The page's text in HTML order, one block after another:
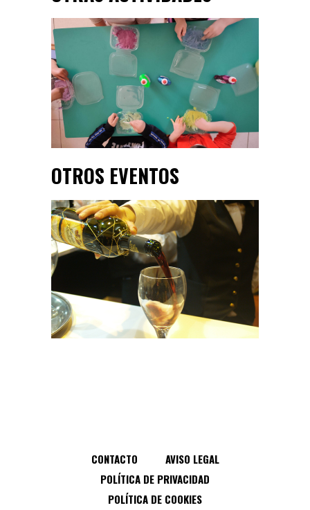
OTROS EVENTOS
CONTACTO
AVISO LEGAL
POLÍTICA DE PRIVACIDAD
POLÍTICA DE COOKIES